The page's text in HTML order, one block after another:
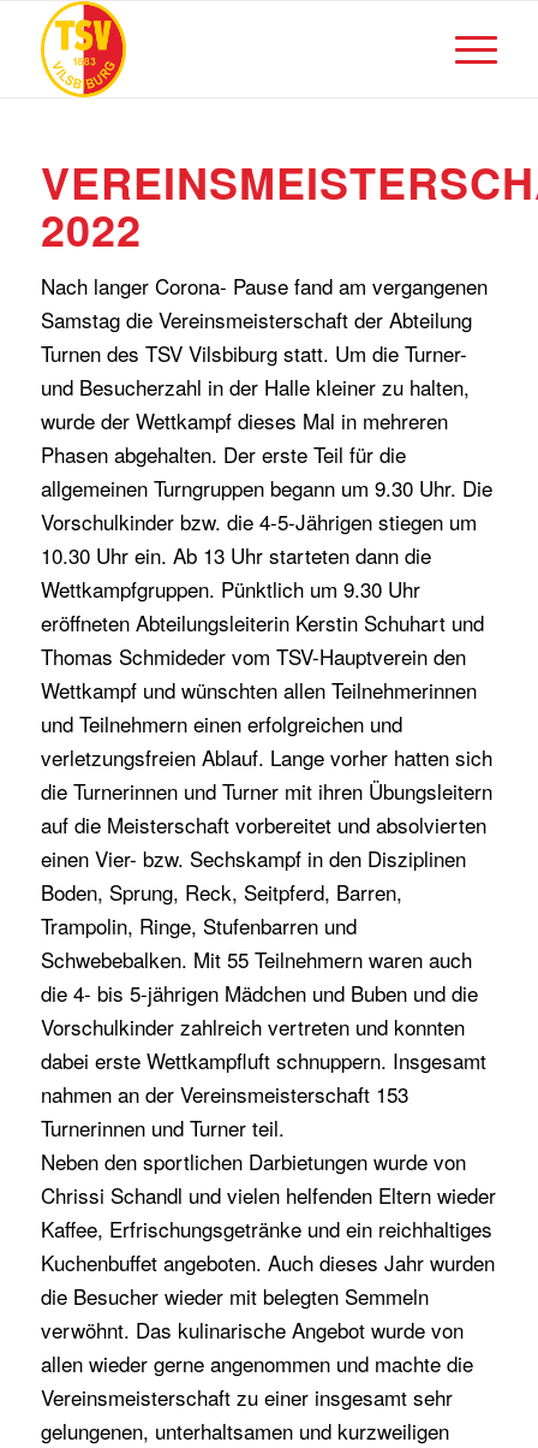
2022
Nach langer Corona- Pause fand am vergangenen
Samstag die Vereinsmeisterschaft der Abteilung
Turnen des TSV Vilsbiburg statt. Um die Turner-
und Besucherzahl in der Halle kleiner zu halten,
wurde der Wettkampf dieses Mal in mehreren
Phasen abgehalten. Der erste Teil für die
allgemeinen Turngruppen begann um 9.30 Uhr. Die
Vorschulkinder bzw. die 4-5-Jährigen stiegen um
10.30 Uhr ein. Ab 13 Uhr starteten dann die
Wettkampfgruppen. Pünktlich um 9.30 Uhr
eröffneten Abteilungsleiterin Kerstin Schuhart und
Thomas Schmideder vom TSV-Hauptverein den
Wettkampf und wünschten allen Teilnehmerinnen
und Teilnehmern einen erfolgreichen und
verletzungsfreien Ablauf. Lange vorher hatten sich
die Turnerinnen und Turner mit ihren Übungsleitern
auf die Meisterschaft vorbereitet und absolvierten
einen Vier- bzw. Sechskampf in den Disziplinen
Boden, Sprung, Reck, Seitpferd, Barren,
Trampolin, Ringe, Stufenbarren und
Schwebebalken. Mit 55 Teilnehmern waren auch
die 4- bis 5-jährigen Mädchen und Buben und die
Vorschulkinder zahlreich vertreten und konnten
dabei erste Wettkampfluft schnuppern. Insgesamt
nahmen an der Vereinsmeisterschaft 153
Turnerinnen und Turner teil.
Neben den sportlichen Darbietungen wurde von
Chrissi Schandl und vielen helfenden Eltern wieder
Kaffee, Erfrischungsgetränke und ein reichhaltiges
Kuchenbuffet angeboten. Auch dieses Jahr wurden
die Besucher wieder mit belegten Semmeln
verwöhnt. Das kulinarische Angebot wurde von
allen wieder gerne angenommen und machte die
Vereinsmeisterschaft zu einer insgesamt sehr
gelungenen, unterhaltsamen und kurzweiligen